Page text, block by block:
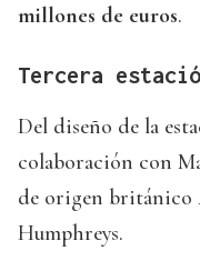
millones de euros.
Tercera
Del diseño de la
colaboración con
de origen británico
Humphreys.